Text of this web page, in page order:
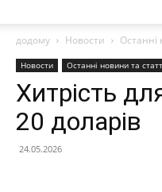
додому Новости Останні
Новости Останні новини та
Хитрість
20 доларів
24.05.2026